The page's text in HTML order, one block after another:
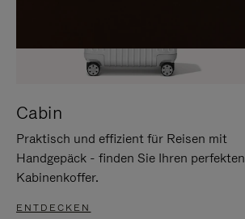
Cabin
Praktisch und effizient für Reisen mit
Handgepäck - finden Sie Ihren perfekten
Kabinenkoffer.
ENTDECKEN